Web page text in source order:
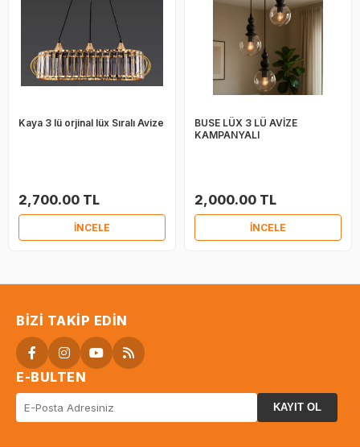
Kaya 3 lü orjinal lüx Sıralı Avize
2,700.00 TL
İNCELE
BUSE LÜX 3 LÜ AVİZE
KAMPANYALI
2,000.00 TL
İNCELE
BIZI TAKIP EDIN
E-BULTEN
KAYIT OL